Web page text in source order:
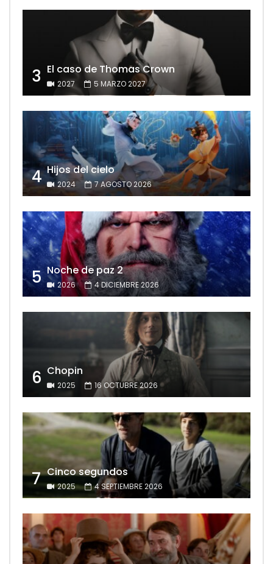
3 El caso de Thomas Crown
2027 5 MARZO 2027
4 Hijos del cielo
2024 7 AGOSTO 2026
5 Noche de paz 2
2026 4 DICIEMBRE 2026
6 Chopin
2025 16 OCTUBRE 2026
7 Cinco segundos
2025 4 SEPTIEMBRE 2026